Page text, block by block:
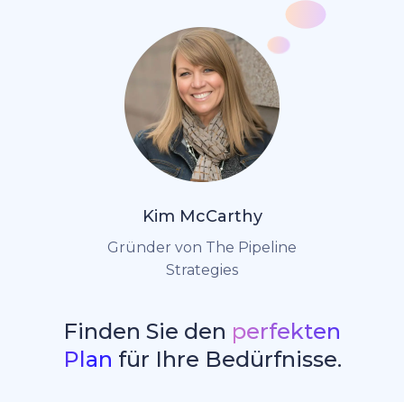
Kim McCarthy
Gründer von The Pipeline
Strategies
Finden Sie den perfekten
Plan für Ihre Bedürfnisse.